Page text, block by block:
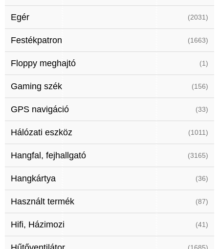
Egér (2031)
Festékpatron (1663)
Floppy meghajtó (1)
Gaming szék (156)
GPS navigáció (33)
Hálózati eszköz (1011)
Hangfal, fejhallgató (3165)
Hangkártya (36)
Használt termék (87)
Hifi, Házimozi (41)